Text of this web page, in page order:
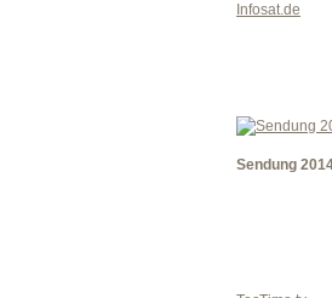
Infosat.de
Sendung